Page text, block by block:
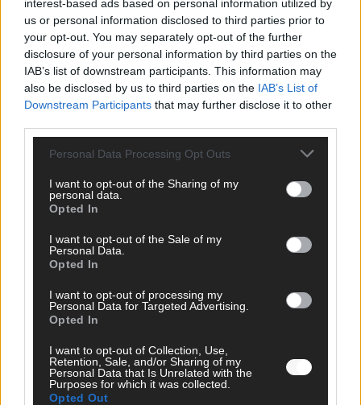
interest-based ads based on personal information utilized by
us or personal information disclosed to third parties prior to
your opt-out. You may separately opt-out of the further
disclosure of your personal information by third parties on the
IAB’s list of downstream participants. This information may
also be disclosed by us to third parties on the IAB’s List of
Downstream Participants that may further disclose it to other
Personal Data Processing Opt Outs
I want to opt-out of the Sharing of my
personal data.
Opted In
I want to opt-out of the Sale of my
Personal Data.
Opted In
I want to opt-out of processing my
Personal Data for Targeted Advertising.
Opted In
I want to opt-out of Collection, Use,
Retention, Sale, and/or Sharing of my
Personal Data that Is Unrelated with the
Purposes for which it was collected.
Opted Out
ANZEIGE
WERBE BEI UNS!